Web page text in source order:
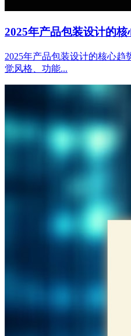
2025年产品包装设计的核
2025年产品包装设计的核心
觉风格、功能...